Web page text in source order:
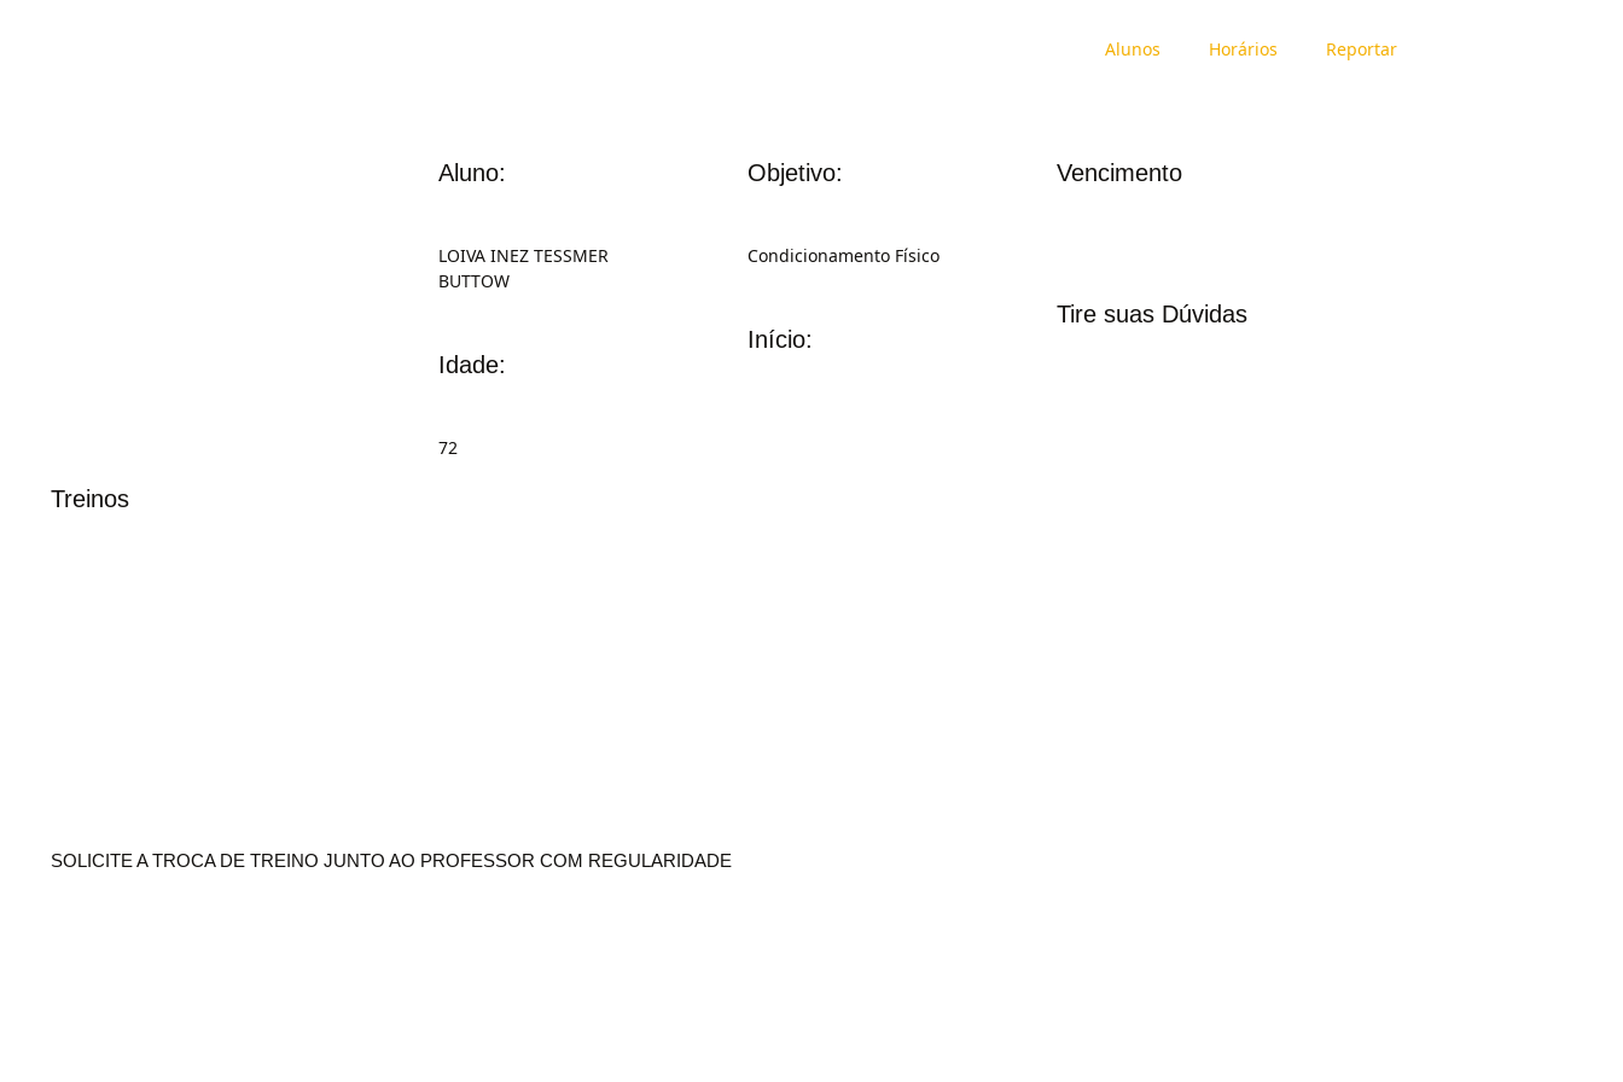
Alunos Horários Reportar
Aluno:
LOIVA INEZ TESSMER
BUTTOW
Idade:
72
Objetivo:
Condicionamento Físico
Início:
Vencimento
Tire suas Dúvidas
Treinos
SOLICITE A TROCA DE TREINO JUNTO AO PROFESSOR COM REGULARIDADE